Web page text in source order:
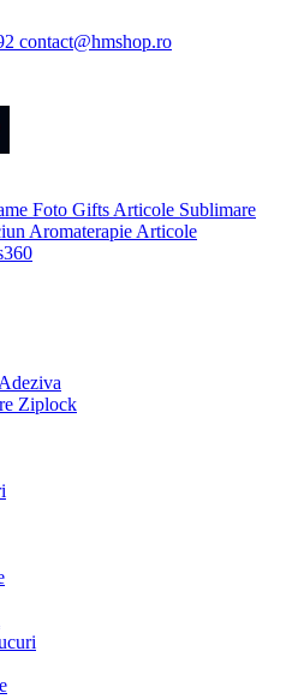
contact@hmshop.ro
Foto Gifts Articole Sublimare
Aromaterapie Articole
Ziplock